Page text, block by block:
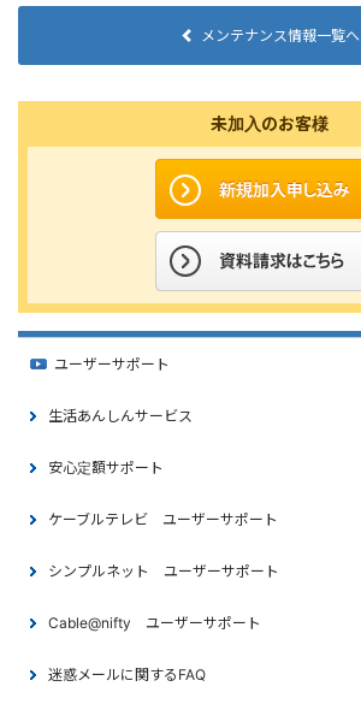
メンテナンス情報一覧へ
未加入のお客様
ユーザーサポート
生活あんしんサービス
安心定額サポート
ケーブルテレビ ユーザーサポート
シンプルネット ユーザーサポート
Cable@nifty ユーザーサポート
迷惑メールに関するFAQ